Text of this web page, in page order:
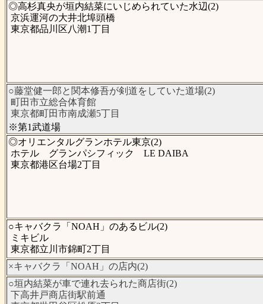
◎高杉真央が垣内結菜にいじめられていた水辺(2)
京浜運河の大井北埠頭橋
東京都品川区八潮1丁目
○藤堂健一郎と関本修吾が剣道をしていた道場(2)
町田市立総合体育館
東京都町田市南成瀬5丁目
※第1武道場
◎オリエンタルグランホテル東京(2)
ホテル グランパシフィック LE DAIBA
東京都港区台場2丁目
○キャバクラ「NOAH」のあるビル(2)
ミキビル
東京都立川市錦町2丁目
×キャバクラ「NOAH」の店内(2)
○垣内結菜が車で連れ去られた商店街(2)
下高井戸商店街駅前通